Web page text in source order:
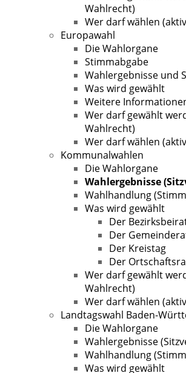
Wahlrecht)
Wer darf wählen
Europawahl
Die Wahlorgane
Stimmabgabe
Wahlergebnisse und
Was wird gewählt
Weitere
Wer darf gewählt
Wahlrecht)
Wer darf wählen
Kommunalwahlen
Die Wahlorgane
Wahlergebnisse
Wahlhandlung
Was wird gewählt
Der
Der
Der Kreistag
Der
Wer darf gewählt
Wahlrecht)
Wer darf wählen
Landtagswahl Baden-
Die Wahlorgane
Wahlergebnisse
Wahlhandlung
Was wird gewählt